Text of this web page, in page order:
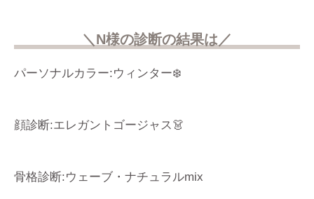
＼N様の診断の結果は／
パーソナルカラー:ウィンター❄️
顔診断:エレガントゴージャス👗
骨格診断:ウェーブ・ナチュラルmix